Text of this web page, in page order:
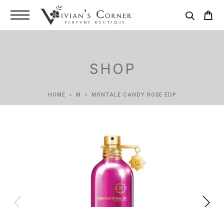
SHOP
HOME M MONTALE CANDY ROSE EDP